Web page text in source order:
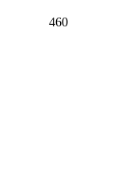
460